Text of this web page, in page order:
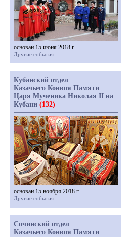
основан 15 июня 2018 г.
Другие события
Кубанский отдел
Казачьего Конвоя Памяти
Царя Мученика Николая II на
Кубани (132)
основан 15 ноября 2018 г.
Другие события
Сочинский отдел
Казачьего Конвоя Памяти